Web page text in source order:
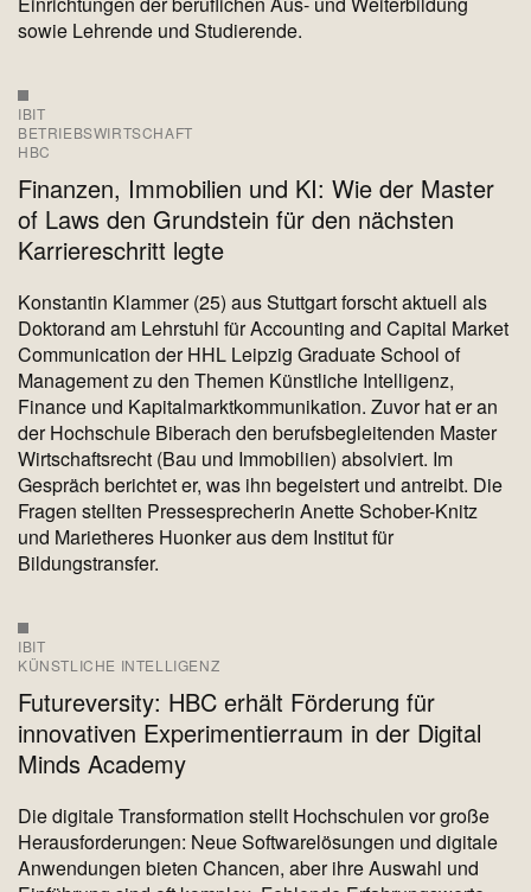
sowie Lehrende und Studierende.
IBIT
BETRIEBSWIRTSCHAFT
HBC
Finanzen, Immobilien und KI: Wie der Master
of Laws den Grundstein für den nächsten
Karriereschritt legte
Konstantin Klammer (25) aus Stuttgart forscht aktuell als
Doktorand am Lehrstuhl für Accounting and Capital Market
Communication der HHL Leipzig Graduate School of
Management zu den Themen Künstliche Intelligenz,
Finance und Kapitalmarktkommunikation. Zuvor hat er an
der Hochschule Biberach den berufsbegleitenden Master
Wirtschaftsrecht (Bau und Immobilien) absolviert. Im
Gespräch berichtet er, was ihn begeistert und antreibt. Die
Fragen stellten Pressesprecherin Anette Schober-Knitz
und Marietheres Huonker aus dem Institut für
Bildungstransfer.
IBIT
KÜNSTLICHE INTELLIGENZ
Futureversity: HBC erhält Förderung für
innovativen Experimentierraum in der Digital
Minds Academy
Die digitale Transformation stellt Hochschulen vor große
Herausforderungen: Neue Softwarelösungen und digitale
Anwendungen bieten Chancen, aber ihre Auswahl und